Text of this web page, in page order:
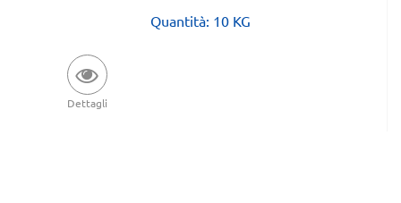
Quantità: 10 KG
Dettagli